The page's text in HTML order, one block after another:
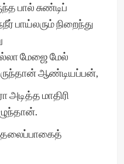
பால் சுண்டிப்
பாய்லரும் நிறைந்து
மேஜை மேல்
ஆண்டியப்பன்,
மாதிரி
தலைப்பாகைத்